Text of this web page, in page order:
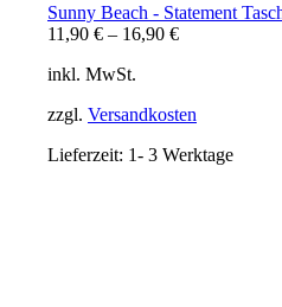
Sunny Beach - Statement
11,90 € – 16,90 €
inkl. MwSt.
zzgl. Versandkosten
Lieferzeit: 1- 3 Werktage